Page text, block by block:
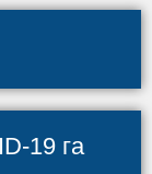
19 га